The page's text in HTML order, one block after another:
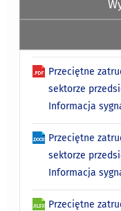
Przeciętne
sektorze
Informacja
Przeciętne
sektorze
Informacja
Przeciętne